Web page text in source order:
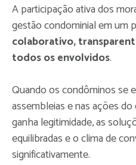
A participação ativa dos
gestão condominial em um
colaborativo,
todos os envolvidos.
Quando os condôminos se
assembleias e nas ações do
ganha legitimidade, as
equilibradas e o clima de
significativamente.